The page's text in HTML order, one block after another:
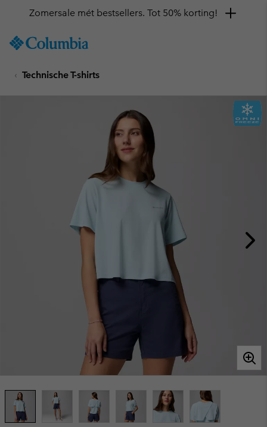
TO
SKIP
Zomersale mét bestsellers. Tot 50% korting!
Technische T-shirts